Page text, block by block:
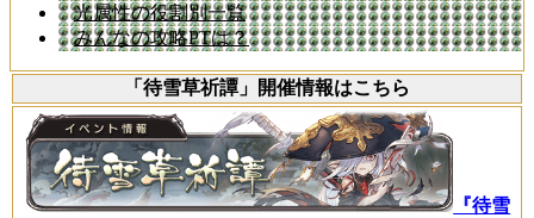
光属性の役割別一覧
みんなの攻略PTは？
「待雪草祈譚」開催情報はこちら
『待雪